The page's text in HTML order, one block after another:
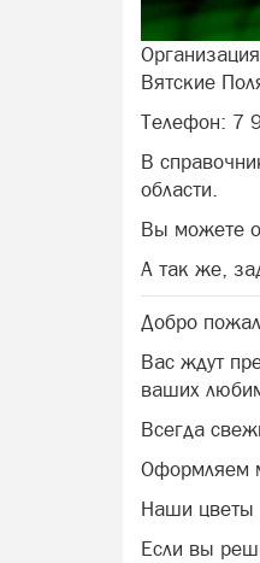
Организация
Вятские
Телефон: 7
В
области.
Вы можете
А так же,
Добро
Вас ждут
ваших
Всегда
Оформляем
Наши цветы
Если вы